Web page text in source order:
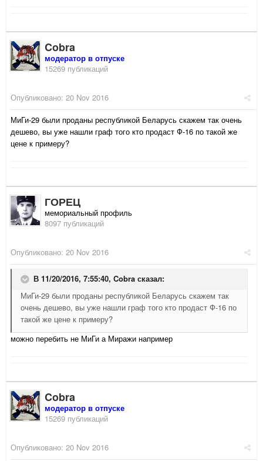
Cobra
модератор в отпуске
15269 публикаций
Опубликовано: 20 Nov 2016
МиГи-29 были проданы республикой Беларусь скажем так очень
дешево, вы уже нашли граф того кто продаст Ф-16 по такой же
цене к примеру?
ГОРЕЦ
мемориальный профиль
8097 публикаций
Опубликовано: 20 Nov 2016
В 11/20/2016, 7:55:40, Cobra сказал:
МиГи-29 были проданы республикой Беларусь скажем так
очень дешево, вы уже нашли граф того кто продаст Ф-16 по
такой же цене к примеру?
можно перебить не МиГи а Миражи например
Cobra
модератор в отпуске
15269 публикаций
Опубликовано: 20 Nov 2016